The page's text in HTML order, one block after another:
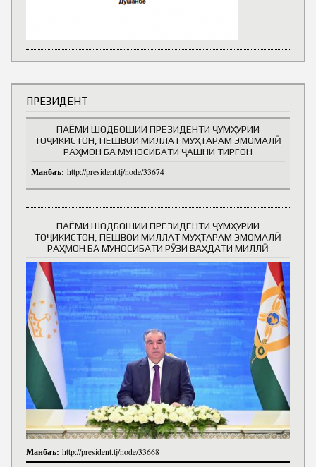
ПРЕЗИДЕНТ
ПАЁМИ ШОДБОШИИ ПРЕЗИДЕНТИ ҶУМҲУРИИ
ТОҶИКИСТОН, ПЕШВОИ МИЛЛАТ МУҲТАРАМ ЭМОМАЛӢ
РАҲМОН БА МУНОСИБАТИ ҶАШНИ ТИРГОН
Манбаъ: http://president.tj/node/33674
ПАЁМИ ШОДБОШИИ ПРЕЗИДЕНТИ ҶУМҲУРИИ
ТОҶИКИСТОН, ПЕШВОИ МИЛЛАТ МУҲТАРАМ ЭМОМАЛӢ
РАҲМОН БА МУНОСИБАТИ РӮЗИ ВАҲДАТИ МИЛЛӢ
Манбаъ: http://president.tj/node/33668